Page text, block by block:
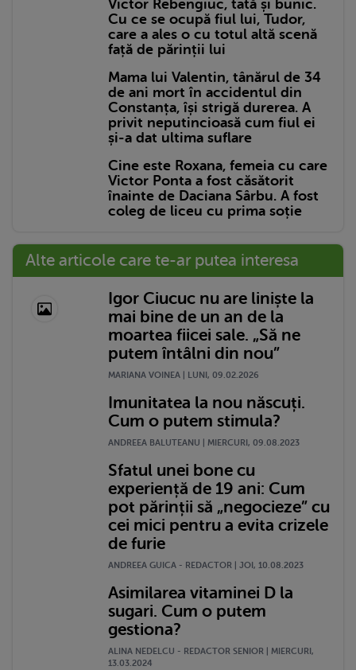
Victor Rebengiuc, tată și bunic.
Cu ce se ocupă fiul lui, Tudor,
care a ales o cu totul altă scenă
față de părinții lui
Mama lui Valentin, tânărul de 34
de ani mort în accidentul din
Constanța, își strigă durerea. A
privit neputincioasă cum fiul ei
și-a dat ultima suflare
Cine este Roxana, femeia cu care
Victor Ponta a fost căsătorit
înainte de Daciana Sârbu. A fost
coleg de liceu cu prima soție
Alte articole care te-ar putea interesa
Igor Ciucuc nu are liniște la
mai bine de un an de la
moartea fiicei sale. „Să ne
putem întâlni din nou”
MARIANA VOINEA | LUNI, 09.02.2026
Imunitatea la nou născuți.
Cum o putem stimula?
ANDREEA BALUTEANU | MIERCURI, 09.08.2023
Sfatul unei bone cu
experiență de 19 ani: Cum
pot părinții să „negocieze” cu
cei mici pentru a evita crizele
de furie
ANDREEA GUICA - REDACTOR | JOI, 10.08.2023
Asimilarea vitaminei D la
sugari. Cum o putem
gestiona?
ALINA NEDELCU - REDACTOR SENIOR | MIERCURI,
13.03.2024